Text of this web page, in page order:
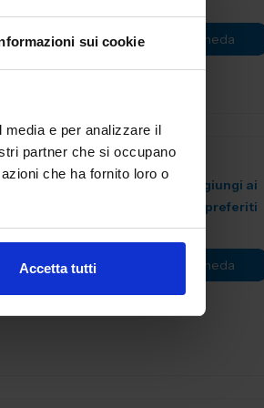
sui cookie
e per analizzare il
partner che si occupano
che ha fornito loro o
Accetta tutti
Vai alla scheda
isti...
Aggiungi ai
preferiti
Vai alla scheda